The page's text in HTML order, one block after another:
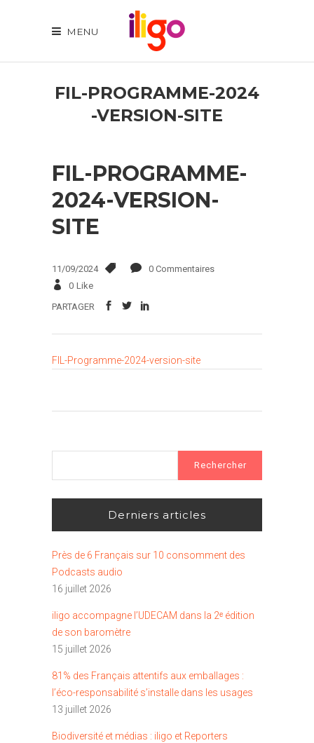
MENU
FIL-PROGRAMME-2024
-VERSION-SITE
FIL-PROGRAMME-
2024-VERSION-
SITE
11/09/2024
0 Commentaires
0 Like
PARTAGER
FIL-Programme-2024-version-site
Derniers articles
Près de 6 Français sur 10 consomment des
Podcasts audio
16 juillet 2026
iligo accompagne l’UDECAM dans la 2ᵉ édition
de son baromètre
15 juillet 2026
81% des Français attentifs aux emballages :
l’éco-responsabilité s’installe dans les usages
13 juillet 2026
Biodiversité et médias : iligo et Reporters